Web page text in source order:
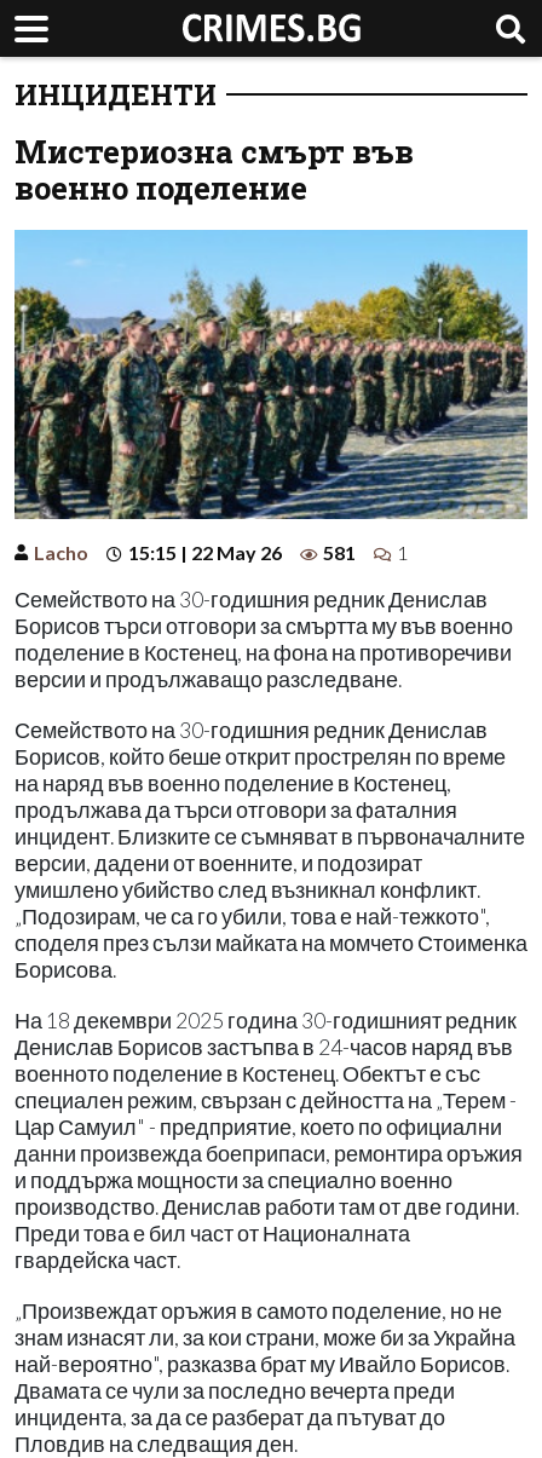
ИНЦИДЕНТИ
Мистериозна смърт във
военно поделение
Lacho 15:15 | 22 May 26 581 1
Семейството на 30-годишния редник Денислав
Борисов търси отговори за смъртта му във военно
поделение в Костенец, на фона на противоречиви
версии и продължаващо разследване.
Семейството на 30-годишния редник Денислав
Борисов, който беше открит прострелян по време
на наряд във военно поделение в Костенец,
продължава да търси отговори за фаталния
инцидент. Близките се съмняват в първоначалните
версии, дадени от военните, и подозират
умишлено убийство след възникнал конфликт.
„Подозирам, че са го убили, това е най-тежкото",
споделя през сълзи майката на момчето Стоименка
Борисова.
На 18 декември 2025 година 30-годишният редник
Денислав Борисов застъпва в 24-часов наряд във
военното поделение в Костенец. Обектът е със
специален режим, свързан с дейността на „Терем -
Цар Самуил" - предприятие, което по официални
данни произвежда боеприпаси, ремонтира оръжия
и поддържа мощности за специално военно
производство. Денислав работи там от две години.
Преди това е бил част от Националната
гвардейска част.
„Произвеждат оръжия в самото поделение, но не
знам изнасят ли, за кои страни, може би за Украйна
най-вероятно", разказва брат му Ивайло Борисов.
Двамата се чули за последно вечерта преди
инцидента, за да се разберат да пътуват до
Пловдив на следващия ден.